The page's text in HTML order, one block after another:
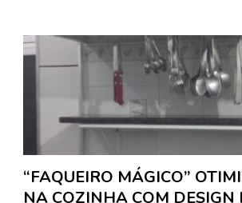
“FAQUEIRO MÁGICO”
NA COZINHA COM DESIGN